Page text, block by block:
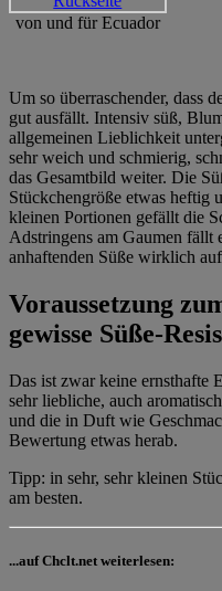
von und für Ecuador
Um so überraschender, dass
gut ausfällt. Intensiv süß,
allgemeinen Lieblichkeit
sehr weich und schmierig,
das Gesamtbild weiter. Die
Stückchengröße etwas heftig
kleinen Portionen gefällt die
Adstringens am Gaumen fällt
anhaftenden Süße wirklich
Voraussetzung
gewisse Süße-
Das ist zwar keine ernsthafte
sehr liebliche, auch
und die in Duft wie
Bewertung etwas herab.
Tipp: in sehr, sehr kleinen
am besten.
...auf Chclt.net weiterlesen: